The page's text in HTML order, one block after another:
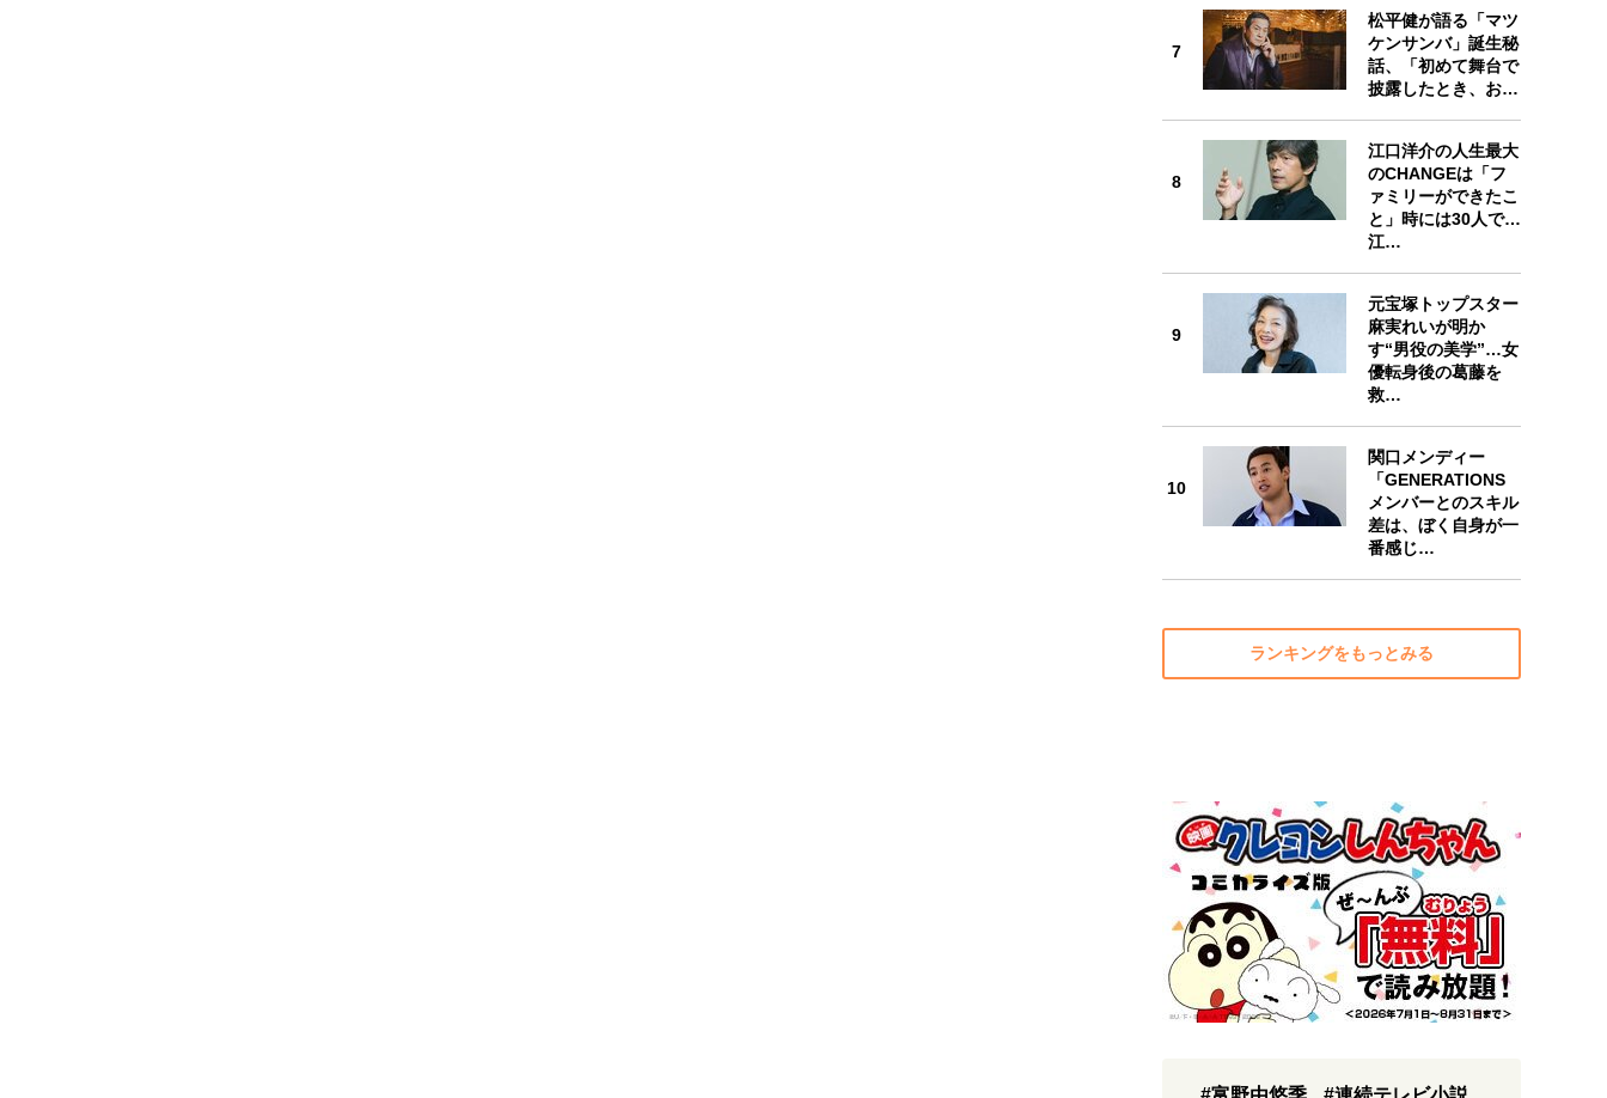
7
松平健が語る「マツ
ケンサンバ」誕生秘
話、「初めて舞台で
披露したとき、お…
8
江口洋介の人生最大
のCHANGEは「フ
ァミリーができたこ
と」時には30人で…
江…
9
元宝塚トップスター
麻実れいが明か
す“男役の美学”…女
優転身後の葛藤を
救…
10
関口メンディー
「GENERATIONS
メンバーとのスキル
差は、ぼく自身が一
番感じ…
ランキングをもっとみる